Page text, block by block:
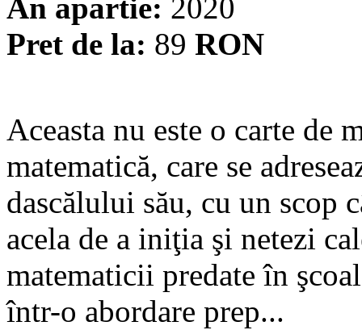
An apartie: 2020
Pret de la: 89 RON
Aceasta nu este o carte de
matematică, care se
dascălului său, cu un scop
acela de a iniţia şi netezi
matematicii predate în
într-o abordare prep...